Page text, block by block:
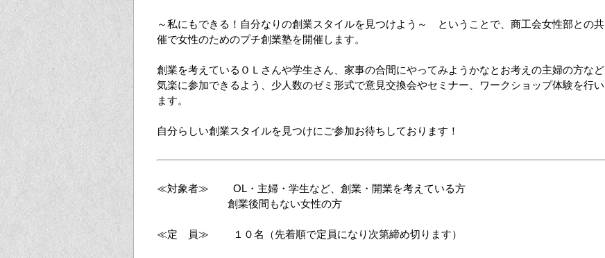
～私にもできる！自分なりの創業スタイルを見つけよう～ ということで、商工会女性部との共
催で女性のためのプチ創業塾を開催します。
創業を考えているＯＬさんや学生さん、家事の合間にやってみようかなとお考えの主婦の方など
気楽に参加できるよう、少人数のゼミ形式で意見交換会やセミナー、ワークショップ体験を行い
ます。
自分らしい創業スタイルを見つけにご参加お待ちしております！
≪対象者≫ OL・主婦・学生など、創業・開業を考えている方
創業後間もない女性の方
≪定 員≫ １０名（先着順で定員になり次第締め切ります）